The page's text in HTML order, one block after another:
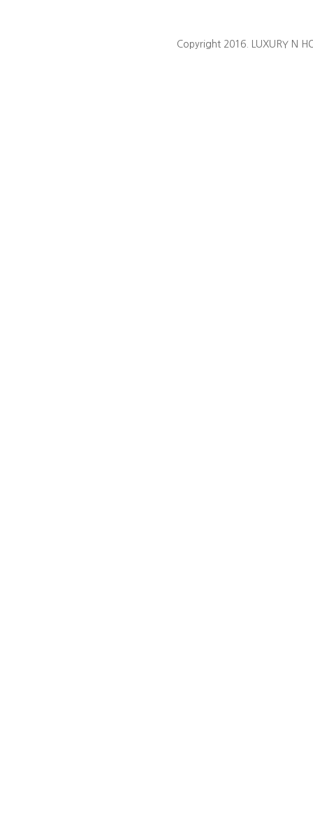
Copyright 2016. LUXURY N